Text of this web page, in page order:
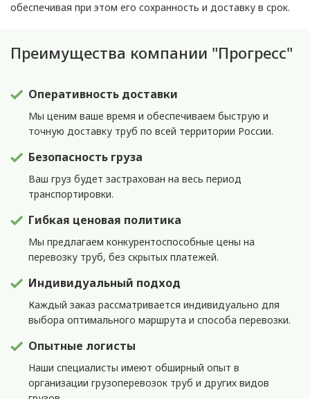
обеспечивая при этом его сохранность и доставку в срок.
Преимущества компании "Прогресс"
Оперативность доставки
Мы ценим ваше время и обеспечиваем быструю и
точную доставку труб по всей территории России.
Безопасность груза
Ваш груз будет застрахован на весь период
транспортировки.
Гибкая ценовая политика
Мы предлагаем конкурентоспособные цены на
перевозку труб, без скрытых платежей.
Индивидуальный подход
Каждый заказ рассматривается индивидуально для
выбора оптимального маршрута и способа перевозки.
Опытные логисты
Наши специалисты имеют обширный опыт в
организации грузоперевозок труб и других видов